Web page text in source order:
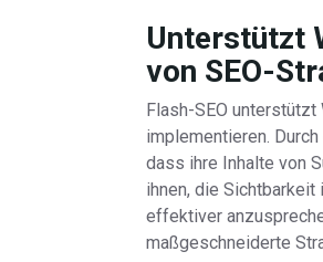
Unterstützt
von SEO-
Flash-SEO
implementieren.
dass ihre Inhalte von
ihnen, die
effektiver
maßgeschneiderte